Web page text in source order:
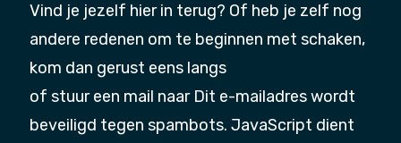
Vind je jezelf hier in terug? Of heb je zelf nog
andere redenen om te beginnen met schaken,
kom dan gerust eens langs
of stuur een mail naar Dit e-mailadres wordt
beveiligd tegen spambots. JavaScript dient